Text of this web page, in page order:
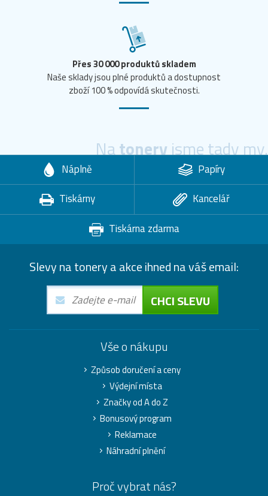
Přes 30 000 produktů skladem
Naše sklady jsou plné produktů a dostupnost
zboží 100 % odpovídá skutečnosti.
Natoneryjsme tady my.
Náplně
Papíry
Tiskárny
Kancelář
Tiskárna zdarma
Slevy na tonery a akce ihned na váš email:
CHCI SLEVU
Vše o nákupu
Způsob doručení a ceny
Výdejní místa
Značky od A do Z
Bonusový program
Reklamace
Náhradní plnění
Proč vybrat nás?